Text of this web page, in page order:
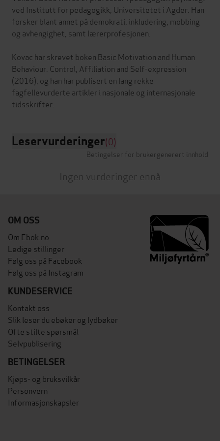
ved Institutt for pedagogikk, Universitetet i Agder. Han
forsker blant annet på demokrati, inkludering, mobbing
og avhengighet, samt lærerprofesjonen.
Kovac har skrevet boken Basic Motivation and Human
Behaviour. Control, Affiliation and Self-expression
(2016), og han har publisert en lang rekke
fagfellevurderte artikler i nasjonale og internasjonale
Leservurderinger(0)
Betingelser for brukergenerert innhold
Ingen vurderinger ennå
OM OSS
Om Ebok.no
Ledige stillinger
Følg oss på Facebook
Følg oss på Instagram
KUNDESERVICE
Kontakt oss
Slik leser du ebøker og lydbøker
Ofte stilte spørsmål
Selvpublisering
BETINGELSER
Kjøps- og bruksvilkår
Personvern
Informasjonskapsler